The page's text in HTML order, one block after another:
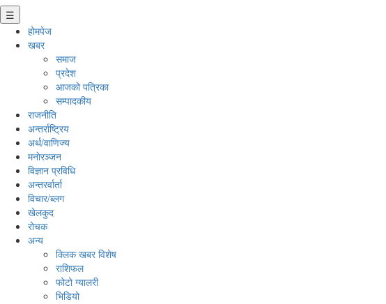
☰
होमपेज
खबर
समाज
प्रदेश
आजको पत्रिका
सम्पादकीय
राजनीति
अन्तर्राष्ट्रिय
अर्थ/वाणिज्य
मनाेरञ्जन
विज्ञान प्रविधि
अन्तरर्वार्ता
विचार/ब्लग
खेलकुद
रोचक
अन्य
क्लिक खबर विशेष
राशिफल
फोटो ग्यालरी
भिडियो